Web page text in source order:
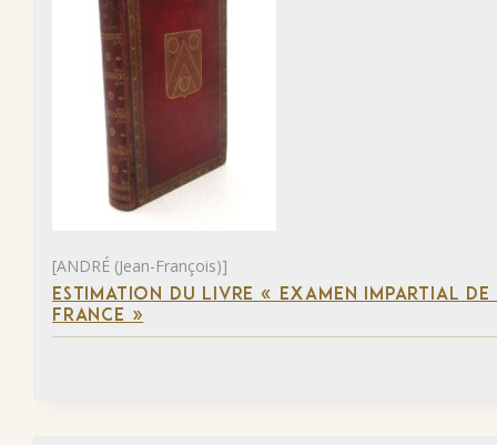
[ANDRÉ (Jean-François)]
ESTIMATION DU LIVRE « EXAMEN IMPARTIAL
FRANCE »